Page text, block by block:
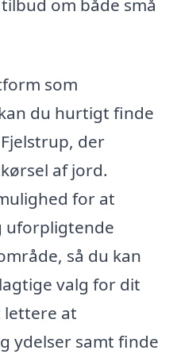
om både små
som
du hurtigt finde
der
af jord.
for at
uforpligtende
så du kan
valg for dit
lettere at
ydelser samt finde